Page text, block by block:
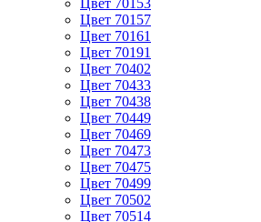
Цвет 70153
Цвет 70157
Цвет 70161
Цвет 70191
Цвет 70402
Цвет 70433
Цвет 70438
Цвет 70449
Цвет 70469
Цвет 70473
Цвет 70475
Цвет 70499
Цвет 70502
Цвет 70514